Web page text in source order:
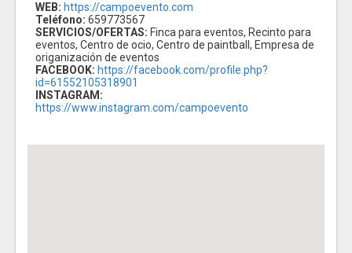
WEB: https://campoevento.com
Teléfono: 659773567
SERVICIOS/OFERTAS: Finca para eventos, Recinto para
eventos, Centro de ocio, Centro de paintball, Empresa de
origanización de eventos
FACEBOOK: https://facebook.com/profile.php?
id=61552105318901
INSTAGRAM:
https://www.instagram.com/campoevento